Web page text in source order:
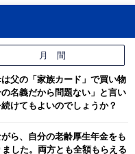
月 間
父の「家族カード」で買い物
名義だから問題ない」と言い
けてもよいのでしょうか？
ら、自分の老齢厚生年金をも
した。両方とも全額もらえる